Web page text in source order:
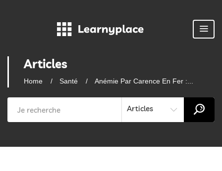
Articles
Home Santé Anémie Par Carence En Fer :...
Articles